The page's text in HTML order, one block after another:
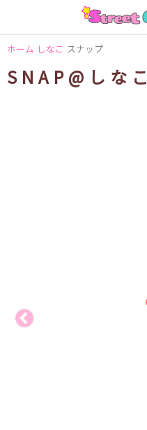
ホーム しなこ スナップ
SNAP@しなこ